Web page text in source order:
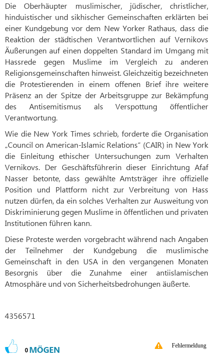
Die Oberhäupter muslimischer, jüdischer, christlicher,
hinduistischer und sikhischer Gemeinschaften erklärten bei
einer Kundgebung vor dem New Yorker Rathaus, dass die
Reaktion der städtischen Verantwortlichen auf Vernikovs
Äußerungen auf einen doppelten Standard im Umgang mit
Hassrede gegen Muslime im Vergleich zu anderen
Religionsgemeinschaften hinweist. Gleichzeitig bezeichneten
die Protestierenden in einem offenen Brief ihre weitere
Präsenz an der Spitze der Arbeitsgruppe zur Bekämpfung
des Antisemitismus als Verspottung öffentlicher
Verantwortung.
Wie die New York Times schrieb, forderte die Organisation
„Council on American-Islamic Relations“ (CAIR) in New York
die Einleitung ethischer Untersuchungen zum Verhalten
Vernikovs. Der Geschäftsführerin dieser Einrichtung Afaf
Nasser betonte, dass gewählte Amtsträger ihre offizielle
Position und Plattform nicht zur Verbreitung von Hass
nutzen dürfen, da ein solches Verhalten zur Ausweitung von
Diskriminierung gegen Muslime in öffentlichen und privaten
Institutionen führen kann.
Diese Proteste werden vorgebracht während nach Angaben
der Teilnehmer der Kundgebung die muslimische
Gemeinschaft in den USA in den vergangenen Monaten
Besorgnis über die Zunahme einer antiislamischen
Atmosphäre und von Sicherheitsbedrohungen äußerte.
4356571
0 MÖGEN Fehlermeldung